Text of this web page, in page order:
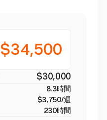
$34,500
$30,000
8.3時間
$3,750/週
230時間